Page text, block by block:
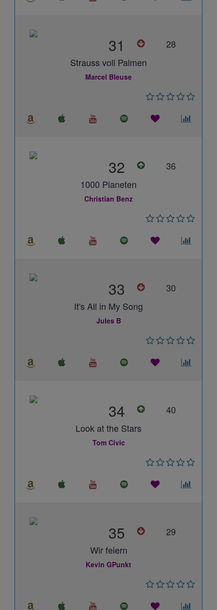
31
28
Strauss voll Palmen
Marcel Bleuse
32
36
1000 Planeten
Christian Benz
33
30
It's All in My Song
Jules B
34
40
Look at the Stars
Tom Civic
35
29
Wir feiern
Kevin GPunkt